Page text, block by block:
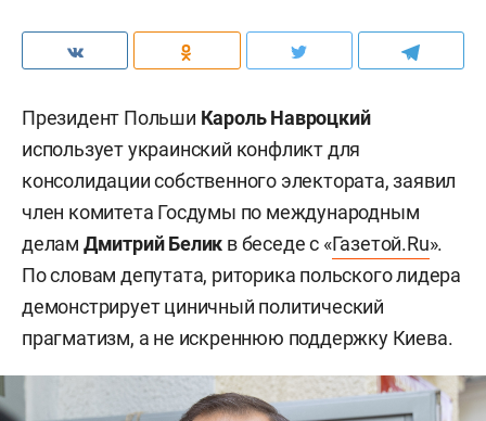
Президент Польши Кароль Навроцкий
использует украинский конфликт для
консолидации собственного электората, заявил
член комитета Госдумы по международным
делам Дмитрий Белик в беседе с «Газетой.Ru».
По словам депутата, риторика польского лидера
демонстрирует циничный политический
прагматизм, а не искреннюю поддержку Киева.